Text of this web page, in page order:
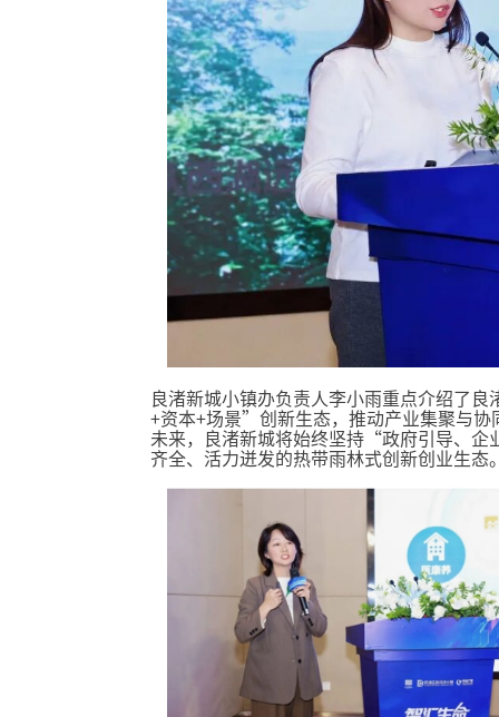
良渚新城小镇办负责人李小雨重点介绍了
+资本+场景”创新生态，推动产业集聚与协
未来，良渚新城将始终坚持“政府引导、
齐全、活力迸发的热带雨林式创新创业生态